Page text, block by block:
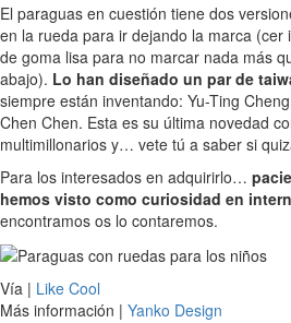
El paraguas en cuestión tiene dos
en la rueda para ir dejando la marca
de goma lisa para no marcar nada más
abajo). Lo han diseñado un par de
siempre están inventando: Yu-Ting
Chen Chen. Esta es su última novedad
multimillonarios y… vete tú a saber si
Para los interesados en adquirirlo…
hemos visto como curiosidad en
encontramos os lo contaremos.
Vía | Like Cool
Más información | Yanko Design